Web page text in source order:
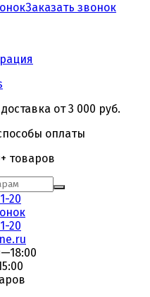
Заказать звонок
от 3 000 руб.
оплаты
товаров
20
20